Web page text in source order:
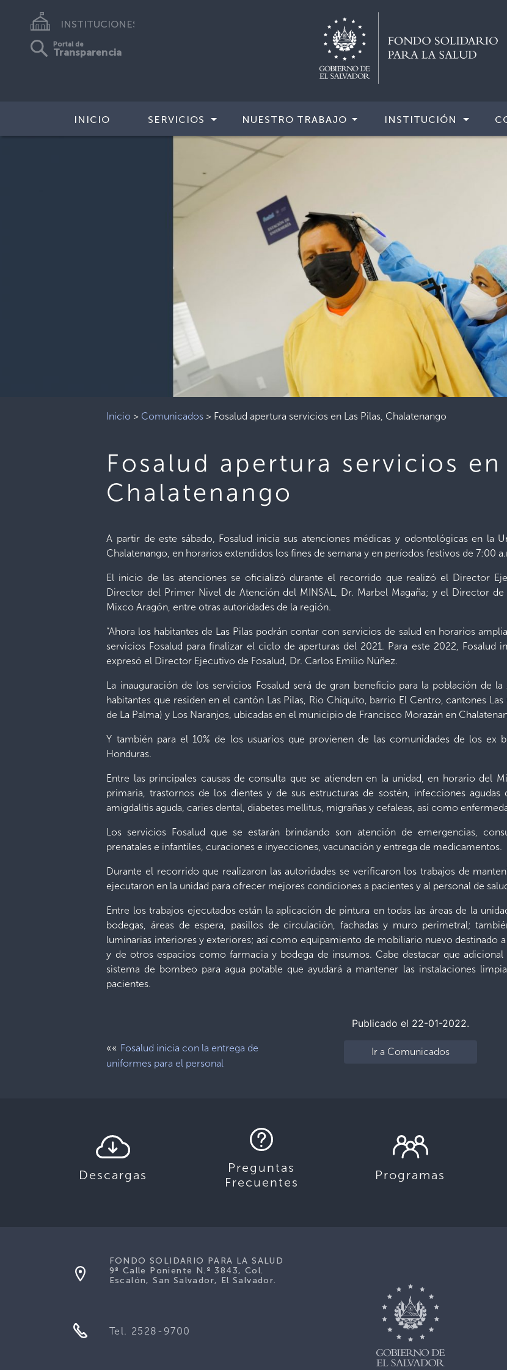
INSTITUCIONES
Portal de
Transparencia
INICIO SERVICIOS NUESTRO TRABAJO INSTITUCIÓN
Inicio > Comunicados > Fosalud apertura servicios en Las Pilas, Chalatenango
Fosalud apertura servicios en
Chalatenango
A partir de este sábado, Fosalud inicia sus atenciones médicas y odontológicas en la
Chalatenango, en horarios extendidos los fines de semana y en períodos festivos de 7:00
El inicio de las atenciones se oficializó durante el recorrido que realizó el Director
Director del Primer Nivel de Atención del MINSAL, Dr. Marbel Magaña; y el Director de
Mixco Aragón, entre otras autoridades de la región.
“Ahora los habitantes de Las Pilas podrán contar con servicios de salud en horarios
servicios Fosalud para finalizar el ciclo de aperturas del 2021. Para este 2022, Fosalud
expresó el Director Ejecutivo de Fosalud, Dr. Carlos Emilio Núñez.
La inauguración de los servicios Fosalud será de gran beneficio para la población de
habitantes que residen en el cantón Las Pilas, Rio Chiquito, barrio El Centro, cantones
de La Palma) y Los Naranjos, ubicadas en el municipio de Francisco Morazán en
Y también para el 10% de los usuarios que provienen de las comunidades de los ex
Honduras.
Entre las principales causas de consulta que se atienden en la unidad, en horario del
primaria, trastornos de los dientes y de sus estructuras de sostén, infecciones agudas
amigdalitis aguda, caries dental, diabetes mellitus, migrañas y cefaleas, así como
Los servicios Fosalud que se estarán brindando son atención de emergencias,
prenatales e infantiles, curaciones e inyecciones, vacunación y entrega de medicamentos.
Durante el recorrido que realizaron las autoridades se verificaron los trabajos de
ejecutaron en la unidad para ofrecer mejores condiciones a pacientes y al personal de
Entre los trabajos ejecutados están la aplicación de pintura en todas las áreas de la
bodegas, áreas de espera, pasillos de circulación, fachadas y muro perimetral;
luminarias interiores y exteriores; así como equipamiento de mobiliario nuevo destinado
y de otros espacios como farmacia y bodega de insumos. Cabe destacar que
sistema de bombeo para agua potable que ayudará a mantener las instalaciones
pacientes.
Publicado el 22-01-2022.
«« Fosalud inicia con la entrega de
uniformes para el personal
Ir a Comunicados
Descargas
Preguntas
Frecuentes
Programas
FONDO SOLIDARIO PARA LA SALUD
9ª Calle Poniente N.º 3843, Col.
Escalón, San Salvador, El Salvador.
Tel. 2528-9700